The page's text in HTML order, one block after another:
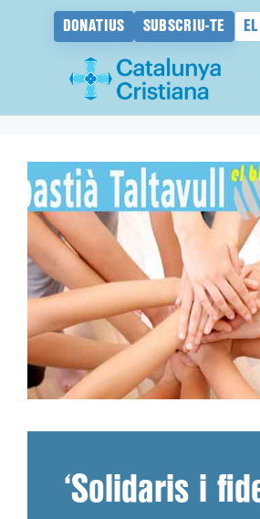
DONATIUS SUBSCRIU-TE
‘Solidaris i